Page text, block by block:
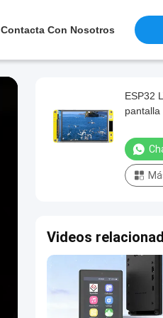
Contacta Con Nosotros
ESP32
Tft Lcd
Videos